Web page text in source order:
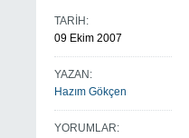
TARİH:
09 Ekim 2007
YAZAN:
Hazım Gökçen
YORUMLAR: